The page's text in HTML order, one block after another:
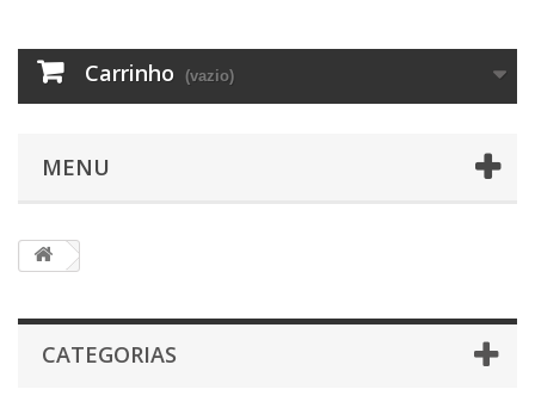
Carrinho (vazio)
MENU
CATEGORIAS